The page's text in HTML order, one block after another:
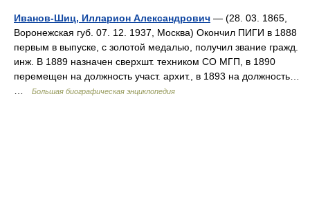
Иванов-Шиц, Илларион Александрович — (28. 03. 1865,
Воронежская губ. 07. 12. 1937, Москва) Окончил ПИГИ в 1888
первым в выпуске, с золотой медалью, получил звание гражд.
инж. В 1889 назначен сверхшт. техником СО МГП, в 1890
перемещен на должность участ. архит., в 1893 на должность…
Большая биографическая энциклопедия